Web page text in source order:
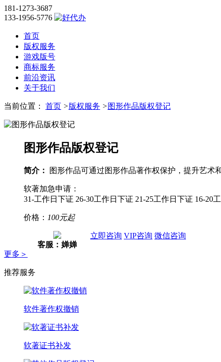
181-1273-3687
133-1956-5776
首页
版权服务
游戏版号
商标服务
前沿资讯
关于我们
当前位置： 首页 >版权服务 >图形作品版权登记
图形作品版权登记
简介： 图形作品可通过图形作品著作权保护，提升艺术
软著加急申请：
31-工作日下证 26-30工作日下证 21-25工作日下证 16-20
价格： 100元起
立即咨询 VIP咨询 微信咨询
客服：婵婵
更多＞
推荐服务
软件著作权撤销
软著证书补发